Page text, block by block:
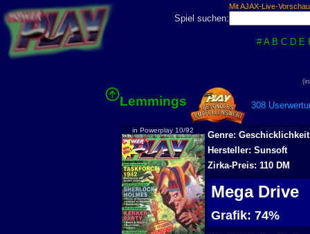
Mit AJAX-Live-
Spiel suchen:
# A B C D E
Lemmings 308
in Powerplay 10/92
Genre: Geschicklichkeit
Hersteller: Sunsoft
Zirka-Preis: 110 DM
Mega Drive
Grafik: 74%